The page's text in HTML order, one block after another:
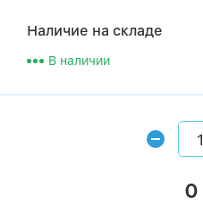
Наличие на складе
В наличии
0